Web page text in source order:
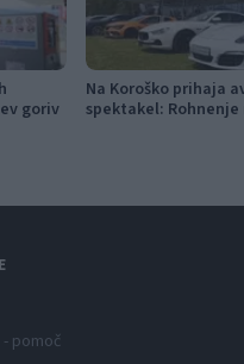
goriv
Na Koroško prihaja
spektakel:
pomoč